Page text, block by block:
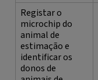
Registar o
microchip do
animal de
estimação e
identificar os
donos de